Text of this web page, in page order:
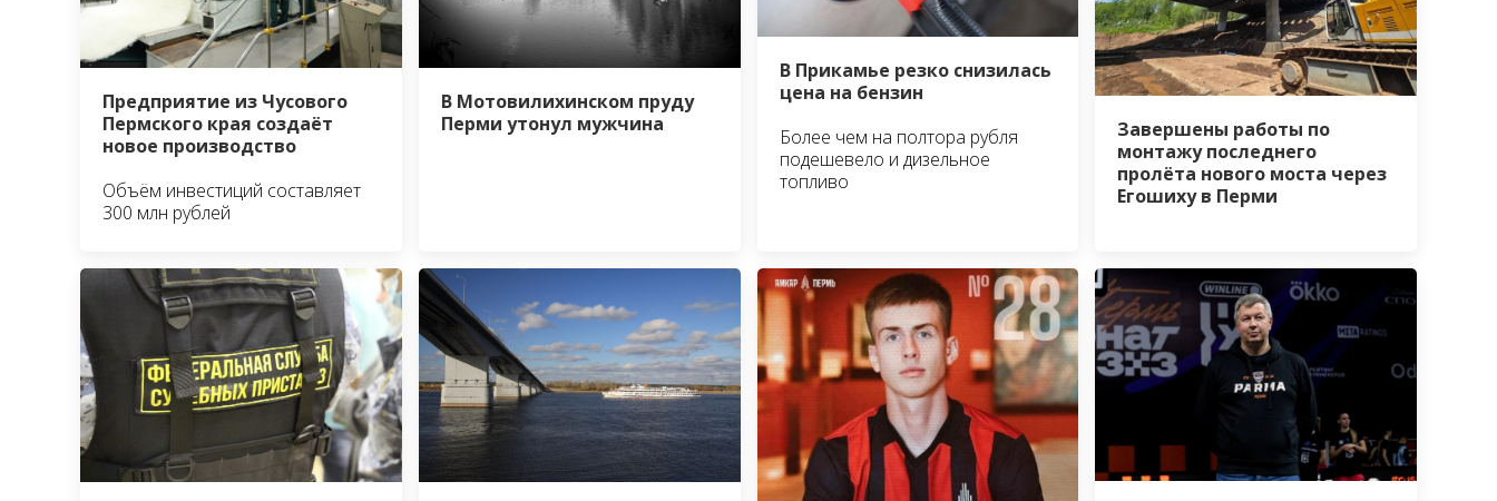
Предприятие из Чусового
Пермского края создаёт
новое производство
Объём инвестиций составляет
300 млн рублей
В Мотовилихинском пруду
Перми утонул мужчина
В Прикамье резко снизилась
цена на бензин
Более чем на полтора рубля
подешевело и дизельное
топливо
Завершены работы по
монтажу последнего
пролёта нового моста через
Егошиху в Перми